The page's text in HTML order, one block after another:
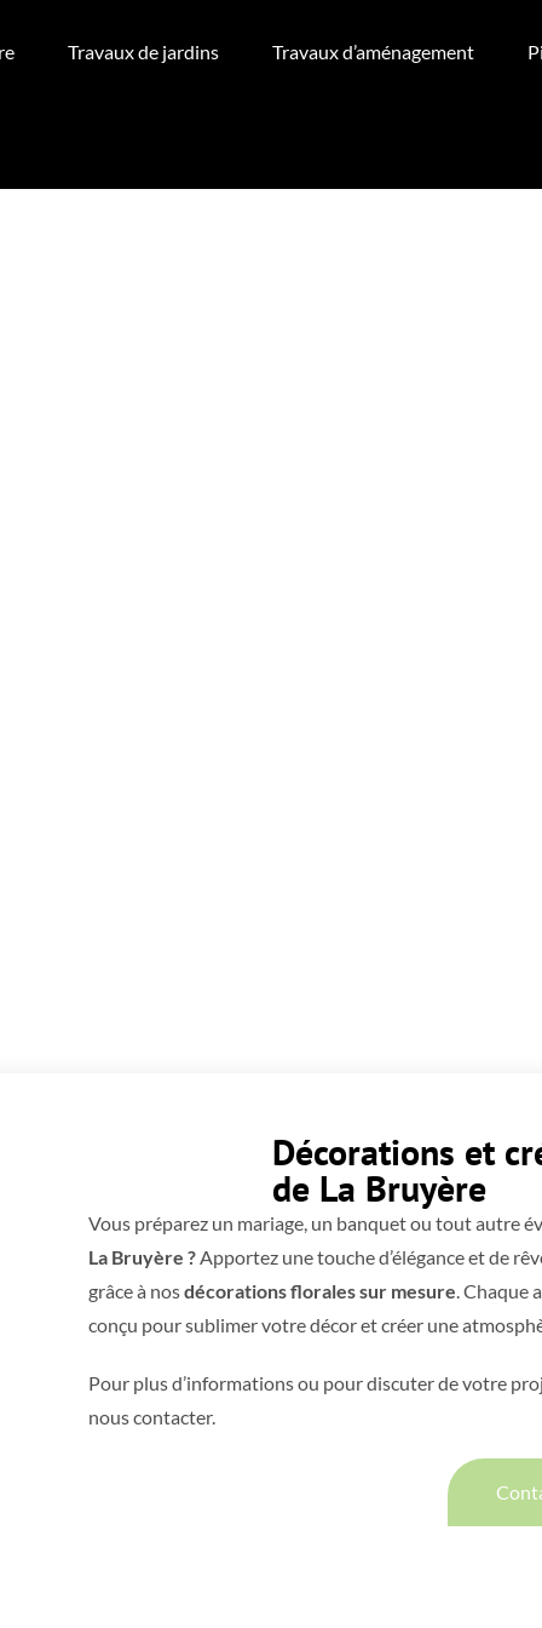
Travaux de jardins Travaux d’aménagement
Décorations et
de La Bruyère
Vous préparez un mariage, un
La Bruyère ?Apportez une touche
grâce à nosdécorations florales
conçu pour sublimer votre décor
Pour plus d’informations ou pour